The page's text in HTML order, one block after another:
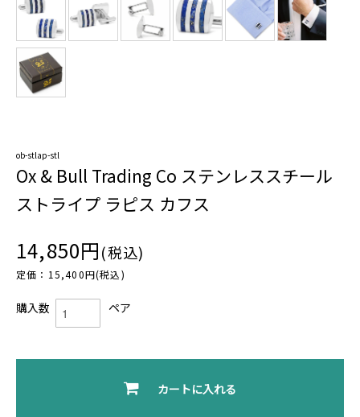
ob-stlap-stl
Ox & Bull Trading Co ステンレススチール
ストライプ ラピス カフス
14,850円(税込)
定価：15,400円(税込)
購入数 ペア
カートに入れる